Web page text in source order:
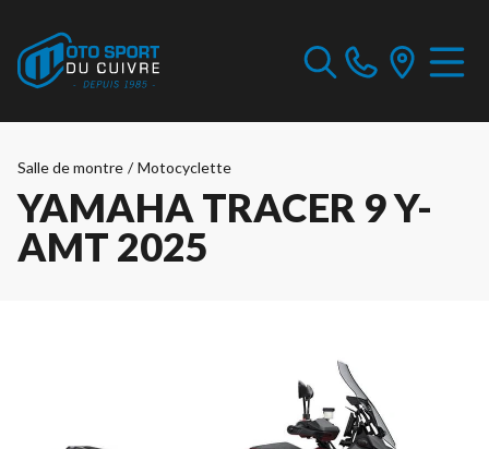
Salle de montre / Motocyclette
YAMAHA TRACER 9 Y-
AMT 2025